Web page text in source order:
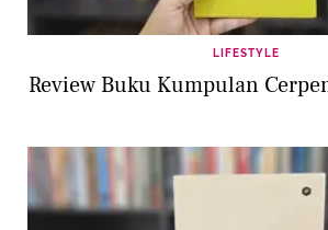
LIFESTYLE
Review Buku Kumpulan